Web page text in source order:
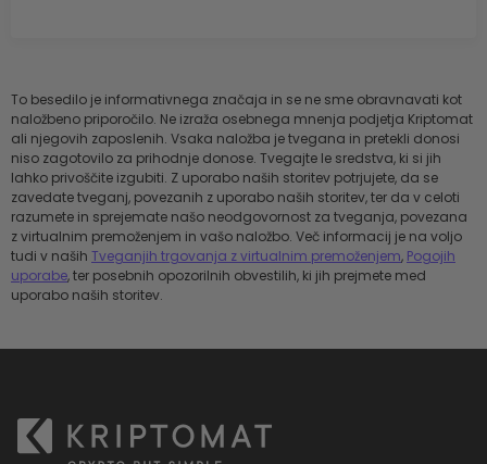
To besedilo je informativnega značaja in se ne sme obravnavati kot
naložbeno priporočilo. Ne izraža osebnega mnenja podjetja Kriptomat
ali njegovih zaposlenih. Vsaka naložba je tvegana in pretekli donosi
niso zagotovilo za prihodnje donose. Tvegajte le sredstva, ki si jih
lahko privoščite izgubiti. Z uporabo naših storitev potrjujete, da se
zavedate tveganj, povezanih z uporabo naših storitev, ter da v celoti
razumete in sprejemate našo neodgovornost za tveganja, povezana
z virtualnim premoženjem in vašo naložbo. Več informacij je na voljo
tudi v naših Tveganjih trgovanja z virtualnim premoženjem, Pogojih
uporabe, ter posebnih opozorilnih obvestilih, ki jih prejmete med
uporabo naših storitev.